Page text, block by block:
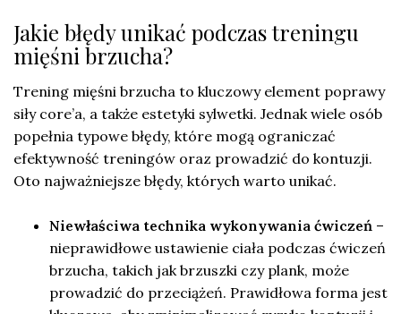
Jakie błędy unikać podczas treningu
mięśni brzucha?
Trening mięśni brzucha to kluczowy element poprawy
siły core’a, a także estetyki sylwetki. Jednak wiele osób
popełnia typowe błędy, które mogą ograniczać
efektywność treningów oraz prowadzić do kontuzji.
Oto najważniejsze błędy, których warto unikać.
Niewłaściwa technika wykonywania ćwiczeń –
nieprawidłowe ustawienie ciała podczas ćwiczeń
brzucha, takich jak brzuszki czy plank, może
prowadzić do przeciążeń. Prawidłowa forma jest